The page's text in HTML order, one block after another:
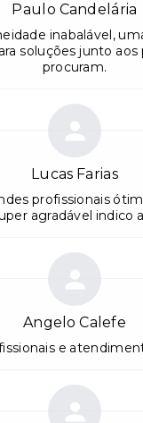
Paulo Candelária
inabalável,
soluções junto aos
procuram.
Lucas Farias
profissionais
agradável indico
Angelo Calefe
e